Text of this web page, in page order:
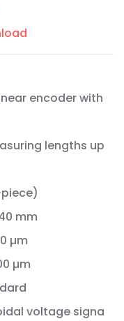
encoder with
lengths up
mm
µm
µm
voltage signa